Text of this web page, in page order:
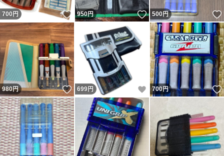
700 円 いいね！
950円 いいね！
500円
980円 いいね！
699円 いいね！
700円